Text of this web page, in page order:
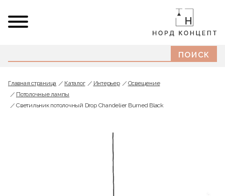
Главная страница Каталог Интерьер
Освещение
Потолочные лампы
Светильник потолочный Drop Chandelier Burned Black